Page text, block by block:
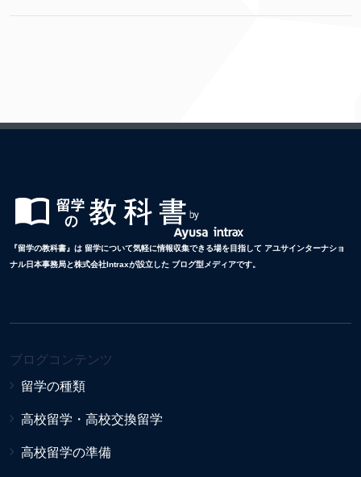
『留学の教科書』は 留学について気軽に情報収集できる場を目指して アユサインターナショ
ナル日本事務局と株式会社Intraxが設立した ブログ型メディアです。
ブログコンテンツ
留学の種類
高校留学・高校交換留学
高校留学の準備